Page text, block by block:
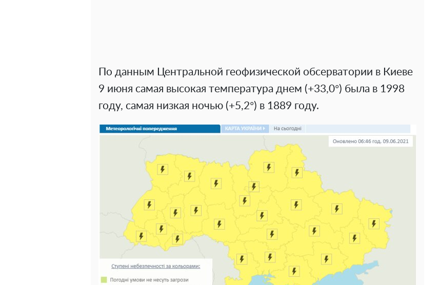
По данным Центральной геофизической обсерватории в Киеве
9 июня самая высокая температура днем (+33,0°) была в 1998
году, самая низкая ночью (+5,2°) в 1889 году.